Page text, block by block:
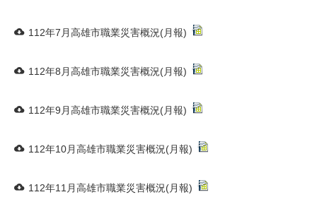
112年7月高雄市職業災害概況(月報)
112年8月高雄市職業災害概況(月報)
112年9月高雄市職業災害概況(月報)
112年10月高雄市職業災害概況(月報)
112年11月高雄市職業災害概況(月報)